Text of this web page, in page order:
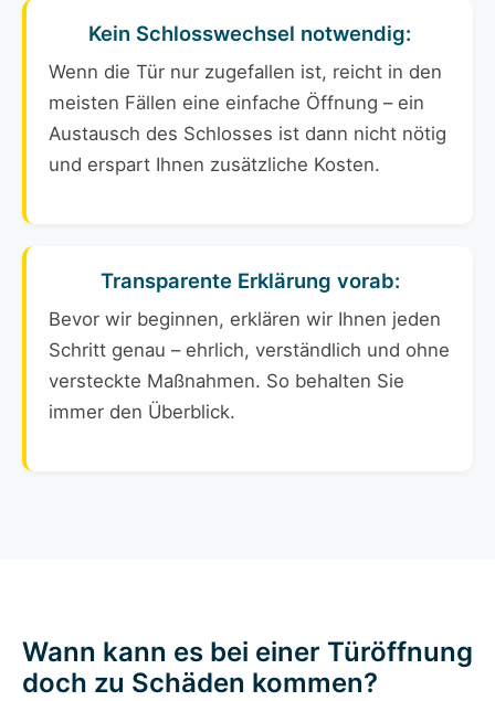
Kein Schlosswechsel notwendig:
Wenn die Tür nur zugefallen ist, reicht in den
meisten Fällen eine einfache Öffnung – ein
Austausch des Schlosses ist dann nicht nötig
und erspart Ihnen zusätzliche Kosten.
Transparente Erklärung vorab:
Bevor wir beginnen, erklären wir Ihnen jeden
Schritt genau – ehrlich, verständlich und ohne
versteckte Maßnahmen. So behalten Sie
immer den Überblick.
Wann kann es bei einer Türöffnung
doch zu Schäden kommen?